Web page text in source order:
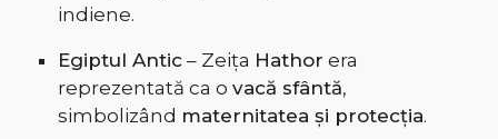
indiene.
Egiptul Antic– Zeița Hathor era
reprezentată ca o vacă sfântă,
simbolizând maternitatea și protecția.